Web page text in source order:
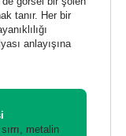
tanır. Her bir
anlayışına
metalin